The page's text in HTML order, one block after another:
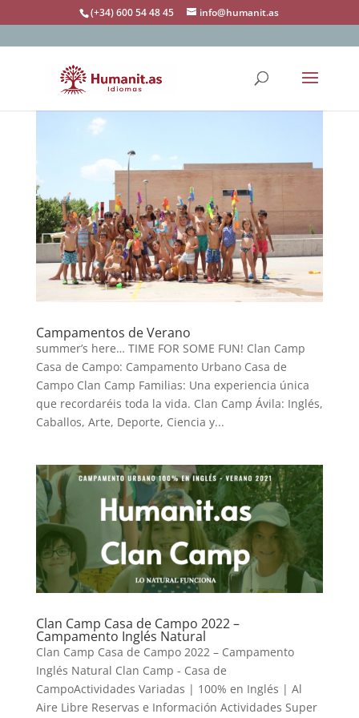
(+34) 600 54 48 45 info@humanit.as
Campamentos de Verano
summer’s here… TIME FOR SOME FUN! Clan Camp
Casa de Campo: Campamento Urbano Casa de
Campo Clan Camp Familias: Una experiencia única
que recordaréis toda la vida. Clan Camp Ávila: Inglés,
Caballos, Arte, Deporte, Ciencia y...
Clan Camp Casa de Campo 2022 –
Campamento Inglés Natural
Clan Camp Casa de Campo 2022 – Campamento
Inglés Natural Clan Camp - Casa de
CampoActividades Variadas | 100% en Inglés | Al
Aire Libre Reservas e Información Actividades Super